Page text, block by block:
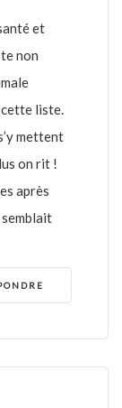
et
non
cette liste.
mettent
on rit !
après
semblait